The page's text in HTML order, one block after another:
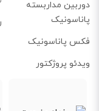
دوربین مداربسته
پاناسونیک
فکس پاناسونیک
ویدئو پروژکتور